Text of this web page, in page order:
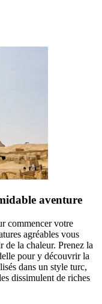
aventure
commencer votre
agréables vous
la chaleur. Prenez la
pour y découvrir la
dans un style turc,
dissimulent de riches